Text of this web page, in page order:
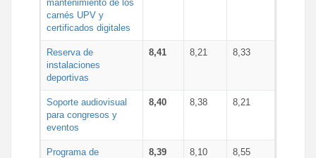
mantenimiento de los
carnés UPV y
certificados digitales
Reserva de
instalaciones
deportivas
8,41 8,21 8,33
Soporte audiovisual
para congresos y
eventos
8,40 8,38 8,21
Programa de
8,39 8,10 8,55